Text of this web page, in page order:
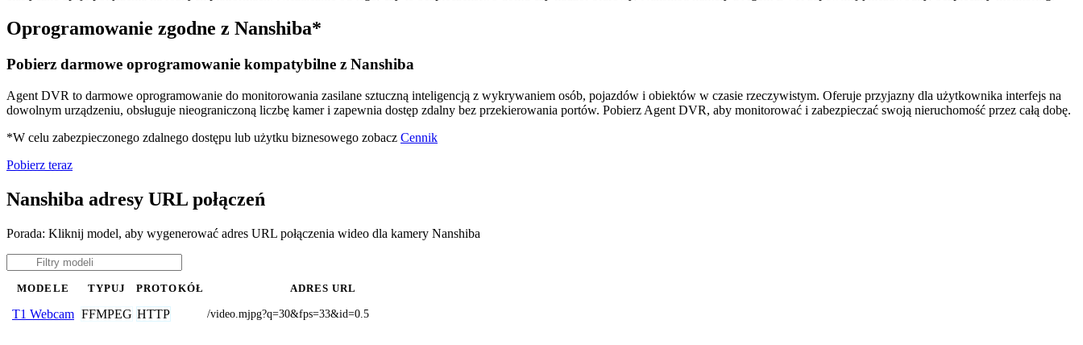
Oprogramowanie zgodne z Nanshiba*
Pobierz darmowe oprogramowanie kompatybilne z Nanshiba
Agent DVR to darmowe oprogramowanie do monitorowania zasilane sztuczną inteligencją z wykrywaniem osób, pojazdów i obiektów w czasie rzeczywistym. Oferuje przyjazny dla użytkownika interfejs na
dowolnym urządzeniu, obsługuje nieograniczoną liczbę kamer i zapewnia dostęp zdalny bez przekierowania portów. Pobierz Agent DVR, aby monitorować i zabezpieczać swoją nieruchomość przez całą dobę.
*W celu zabezpieczonego zdalnego dostępu lub użytku biznesowego zobacz Cennik
Pobierz teraz
Nanshiba adresy URL połączeń
Porada: Kliknij model, aby wygenerować adres URL połączenia wideo dla kamery Nanshiba
MODELE TYPUJ PROTOKÓŁ ADRES URL
T1 Webcam FFMPEG HTTP /video.mjpg?q=30&fps=33&id=0.5